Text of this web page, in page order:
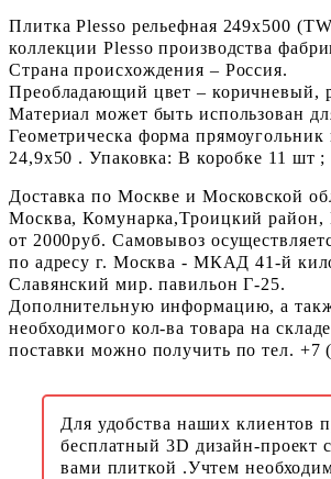
Плитка Plesso рельефная 249x500
коллекции Plesso производства
Страна происхождения – Россия.
Преобладающий цвет – коричневый,
Материал может быть использован
Геометрическа форма прямоугольник
24,9x50 . Упаковка: В коробке 11 шт ;
Доставка по Москве и Московской
Москва, Комунарка,Троицкий
от 2000руб. Самовывоз
по адресу г. Москва - МКАД 41-й
Славянский мир. павильон Г-25.
Дополнительную информацию, а
необходимого кол-ва товара на
поставки можно получить по тел. +7
Для удобства наших клиентов
бесплатный 3D дизайн-проект
вами плиткой .Учтем